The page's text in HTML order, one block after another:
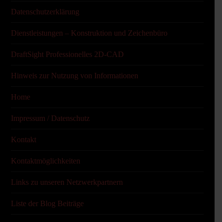
Datenschutzerklärung
Dienstleistungen – Konstruktion und Zeichenbüro
DraftSight Professionelles 2D-CAD
Hinweis zur Nutzung von Informationen
Home
Impressum / Datenschutz
Kontakt
Kontaktmöglichkeiten
Links zu unseren Netzwerkpartnern
Liste der Blog Beiträge